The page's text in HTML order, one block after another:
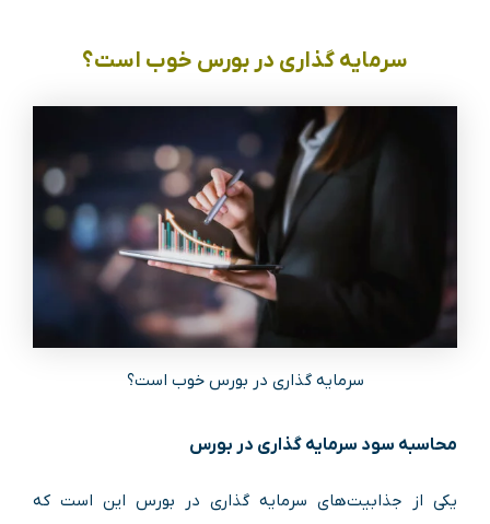
سرمایه گذاری در بورس خوب است؟
سرمایه گذاری در بورس خوب است؟
محاسبه سود سرمایه گذاری در بورس
یکی از جذابیت‌های سرمایه گذاری در بورس این است که